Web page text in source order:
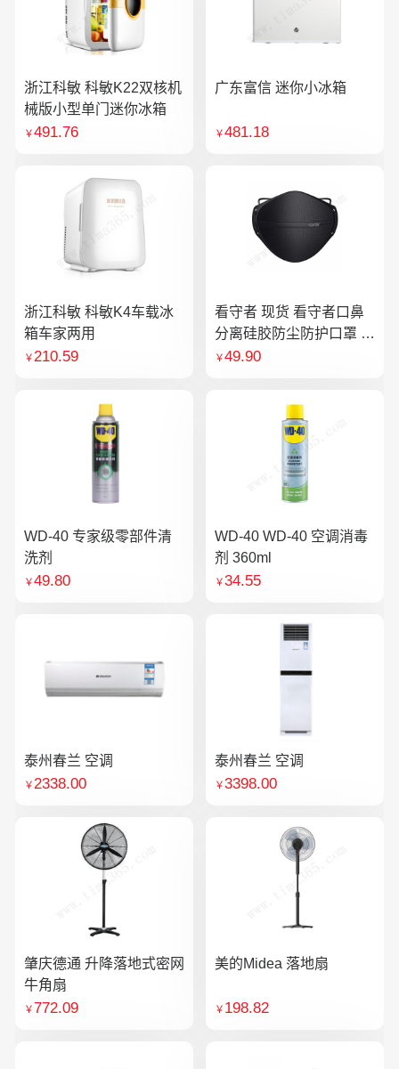
浙江科敏 科敏K22双核机
械版小型单门迷你冰箱
￥491.76
广东富信 迷你小冰箱
￥481.18
浙江科敏 科敏K4车载冰
箱车家两用
￥210.59
看守者 现货 看守者口鼻
分离硅胶防尘防护口罩 1
个口罩含10片滤芯
￥49.90
WD-40 专家级零部件清
洗剂
￥49.80
WD-40 WD-40 空调消毒
剂 360ml
￥34.55
泰州春兰 空调
￥2338.00
泰州春兰 空调
￥3398.00
肇庆德通 升降落地式密网
牛角扇
￥772.09
美的Midea 落地扇
￥ 198.82